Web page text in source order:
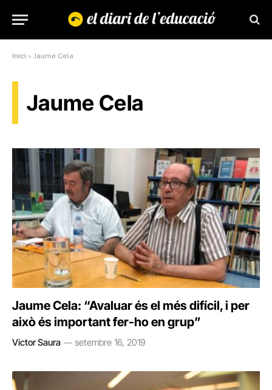
Inici » Jaume Cela
Jaume Cela
Jaume Cela: “Avaluar és el més difícil, i per
això és important fer-ho en grup”
Víctor Saura setembre 16, 2019